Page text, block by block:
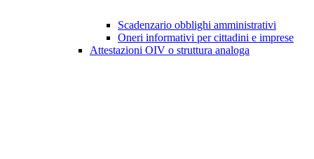
Scadenzario obblighi amministrativi
Oneri informativi per cittadini e imprese
Attestazioni OIV o struttura analoga